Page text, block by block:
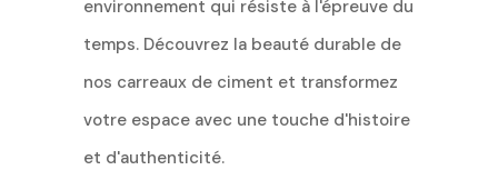
environnement qui résiste à l'épreuve du
temps. Découvrez la beauté durable de
nos carreaux de ciment et transformez
votre espace avec une touche d'histoire
et d'authenticité.